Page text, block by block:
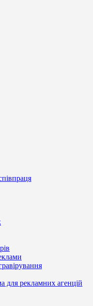
рекламних агенцій